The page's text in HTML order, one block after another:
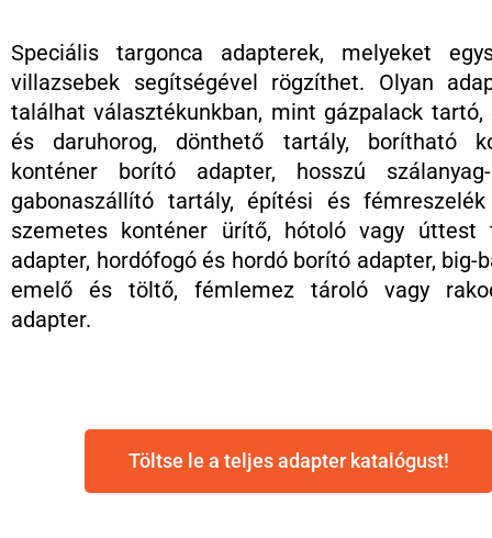
Speciális targonca adapterek, melyeket
villazsebek segítségével rögzíthet. Olyan
találhat választékunkban, mint gázpalack tartó,
és daruhorog, dönthető tartály, borítható
konténer borító adapter, hosszú szálanyag-
gabonaszállító tartály, építési és
szemetes konténer ürítő, hótoló vagy úttest
adapter, hordófogó és hordó borító adapter, big-
emelő és töltő, fémlemez tároló vagy
adapter.
Töltse le a teljes adapter katalógust!